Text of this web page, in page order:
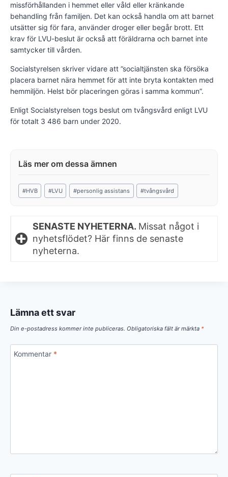
missförhållanden i hemmet eller våld eller kränkande
behandling från familjen. Det kan också handla om att barnet
utsätter sig för fara, använder droger eller begår brott. Ett
krav för LVU-beslut är också att föräldrarna och barnet inte
samtycker till vården.
Socialstyrelsen skriver vidare att ”socialtjänsten ska försöka
placera barnet nära hemmet för att inte bryta kontakten med
hemmiljön. Helst bör placeringen göras i samma kommun”.
Enligt Socialstyrelsen togs beslut om tvångsvård enligt LVU
för totalt 3 486 barn under 2020.
Post
Tags:
#HVB #LVU #personlig assistans #tvångsvård
SENASTE NYHETERNA. Missat något i
nyhetsflödet? Här finns de senaste
nyheterna.
Lämna ett svar
Din e-postadress kommer inte publiceras. Obligatoriska fält är märkta *
Kommentar *